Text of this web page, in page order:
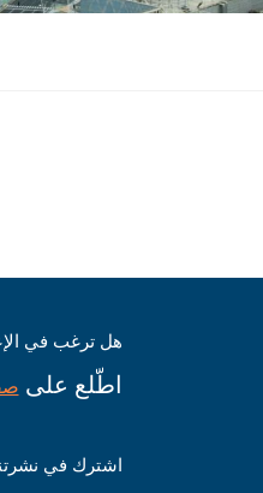
هل ترغب في
اطّلع على
اشترك في